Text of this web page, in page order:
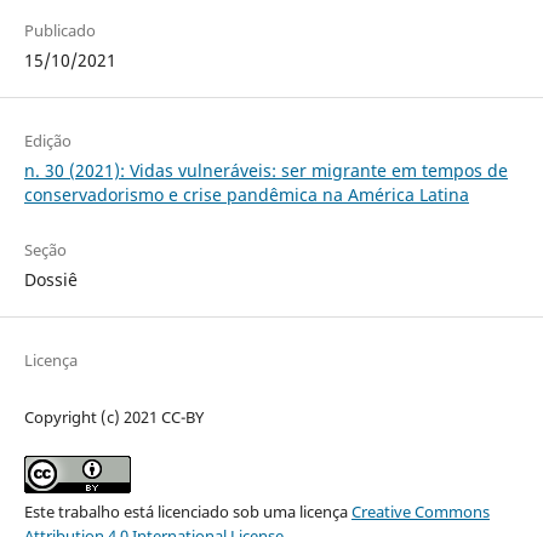
Publicado
15/10/2021
Edição
n. 30 (2021): Vidas vulneráveis: ser migrante em tempos de
conservadorismo e crise pandêmica na América Latina
Seção
Dossiê
Licença
Copyright (c) 2021 CC-BY
Este trabalho está licenciado sob uma licençaCreative Commons